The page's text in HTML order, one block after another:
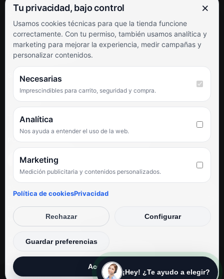
Soporte al cliente
Contacto
Términos y condiciones
Preguntas frecuentes
SÍGUENOS
Facebook
TikTok
PUNTUACIÓN DE 4,6 SOBRE 5 EN GOOGLE
★★★★★
Hemos comprado en varias ocasiones y siempre dan respuesta.
Espectacular, servicio de 10.»
Iván Rodríguez Ramos
© Electrodirecto 2026
¡Hey! ¿Te ayudo a elegir?
Tu privacidad, bajo control ×
Usamos cookies técnicas para que la tienda funcione
correctamente. Con tu permiso, también usamos analítica y
marketing para mejorar la experiencia, medir campañas y
personalizar contenidos.
Necesarias
Imprescindibles para carrito, seguridad y compra.
Analítica
Nos ayuda a entender el uso de la web.
Marketing
Medición publicitaria y contenidos personalizados.
Política de cookiesPrivacidad
Rechazar Configurar
Guardar preferencias
Aceptar todas
Privacidad